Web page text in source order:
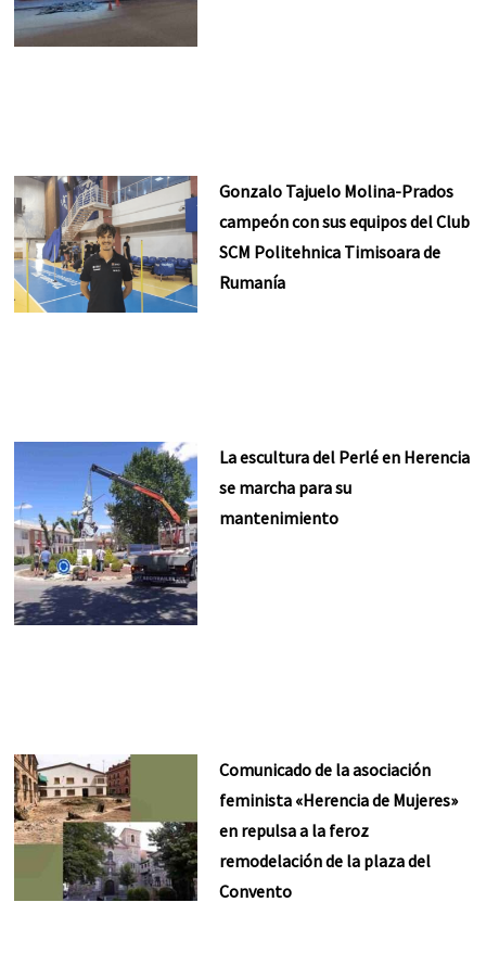
Gonzalo Tajuelo Molina-Prados
campeón con sus equipos del Club
SCM Politehnica Timisoara de
Rumanía
La escultura del Perlé en Herencia
se marcha para su
mantenimiento
Comunicado de la asociación
feminista «Herencia de Mujeres»
en repulsa a la feroz
remodelación de la plaza del
Convento